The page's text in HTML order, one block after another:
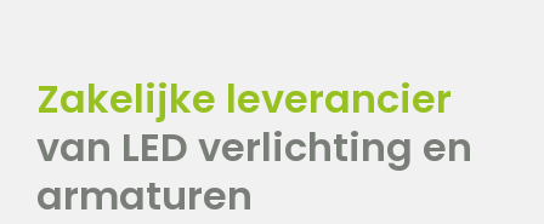
Zakelijke leverancier
van LED verlichting en
armaturen
Zakelijke leverancier
van LED verlichting en
armaturen